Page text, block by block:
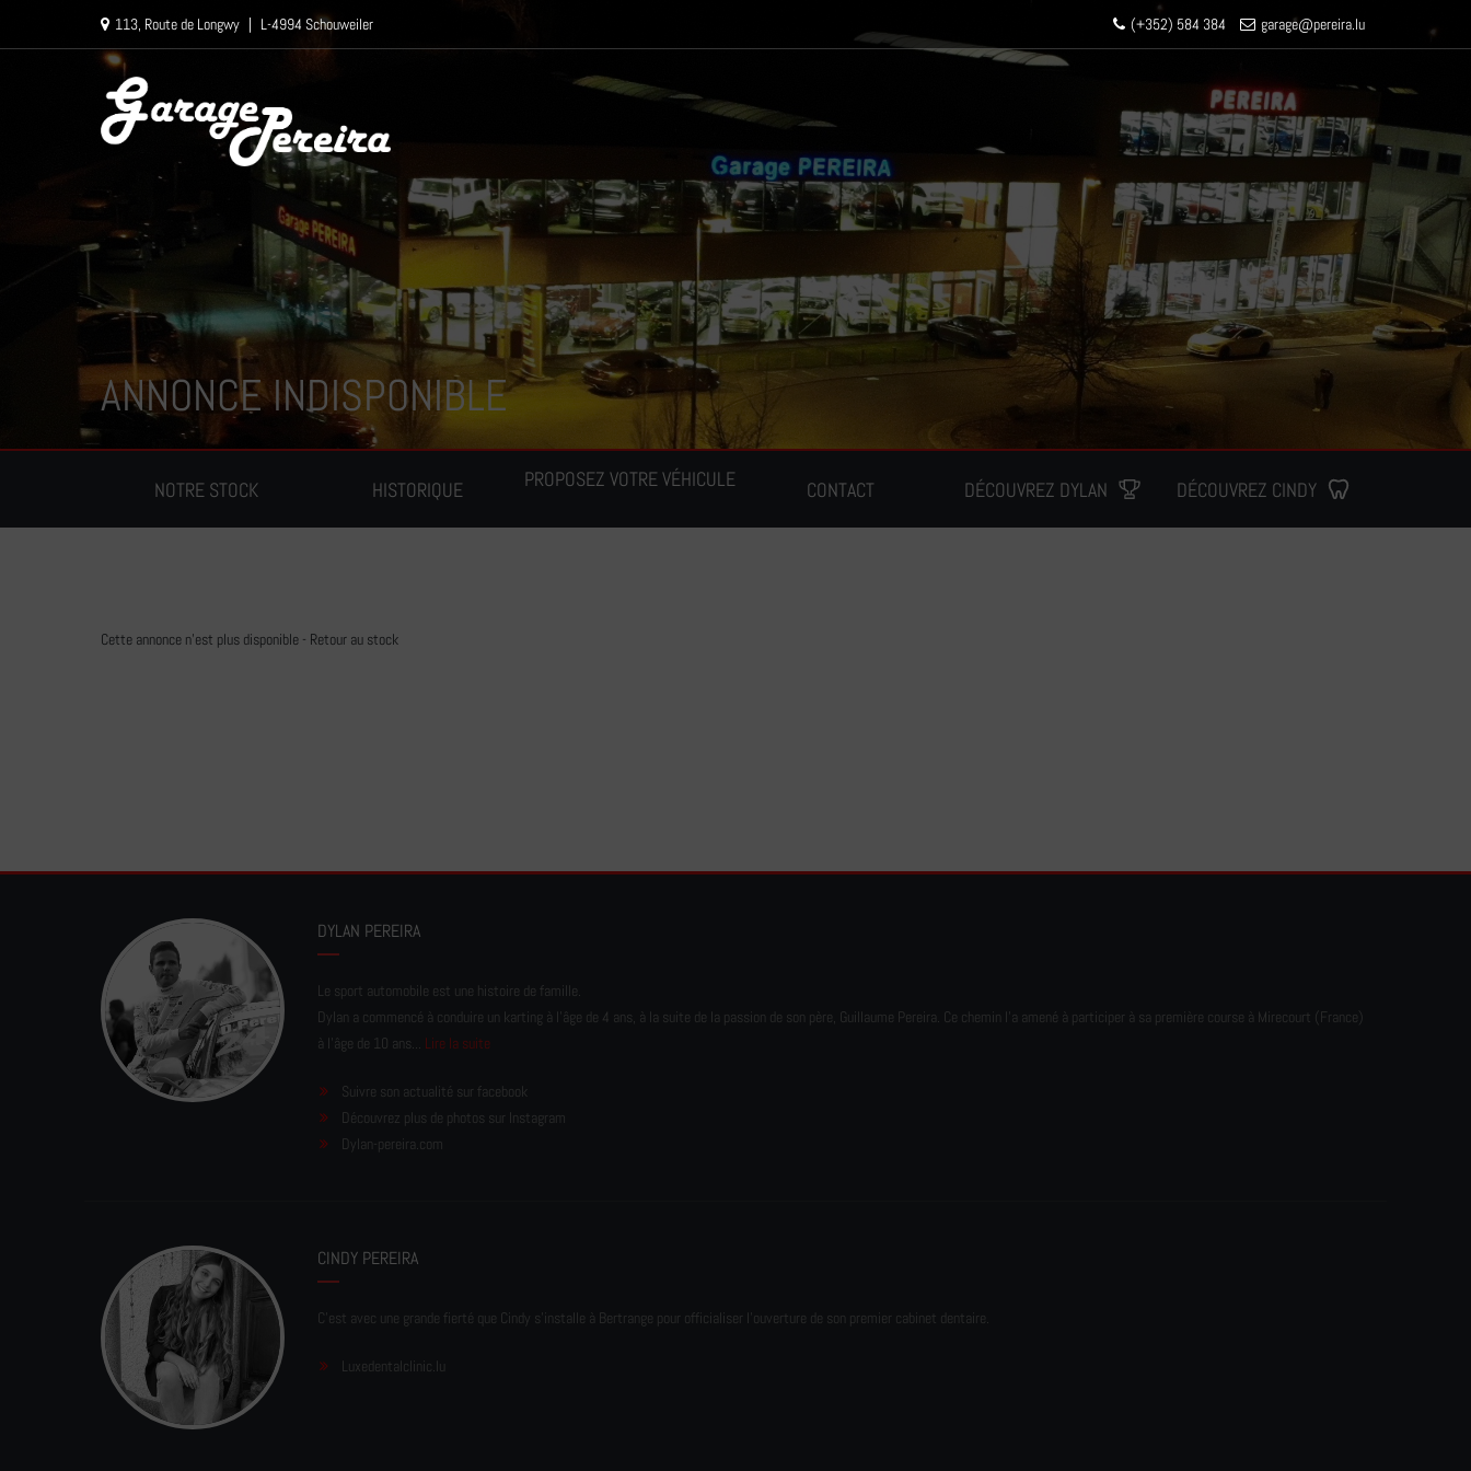
113, Route de Longwy | L-4994 Schouweiler (+352) 584 384 garage@pereira.lu
NOTRE STOCK HISTORIQUE PROPOSEZ VOTRE VÉHICULE CONTACT DÉCOUVREZ DYLAN DÉCOUVREZ CINDY
ANNONCE INDISPONIBLE
Cette annonce n'est plus disponible - Retour au stock
DYLAN PEREIRA
Le sport automobile est une histoire de famille.
Dylan a commencé à conduire un karting à l’âge de 4 ans, à la suite de la passion de son père, Guillaume Pereira. Ce chemin l'a amené à participer à sa première course à Mirecourt (France)
à l'âge de 10 ans... Lire la suite
Suivre son actualité sur facebook
Découvrez plus de photos sur Instagram
Dylan-pereira.com
CINDY PEREIRA
C'est avec une grande fierté que Cindy s'installe à Bertrange pour officialiser l'ouverture de son premier cabinet dentaire.
Luxedentalclinic.lu